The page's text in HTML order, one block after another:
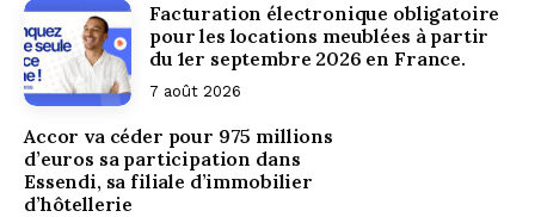
Facturation électronique obligatoire
pour les locations meublées à partir
du 1er septembre 2026 en France.
7 août 2026
Accor va céder pour 975 millions
d’euros sa participation dans
Essendi, sa filiale d’immobilier
d’hôtellerie